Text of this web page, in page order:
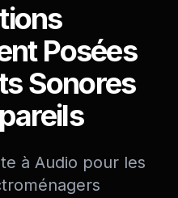
Posées
Sonores
à Audio pour les